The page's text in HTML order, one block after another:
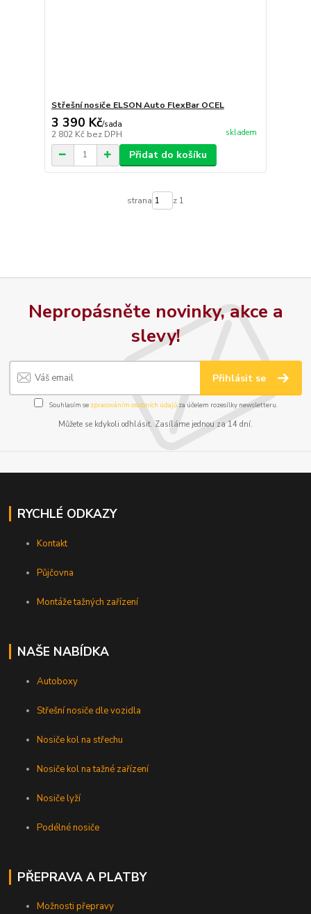
Střešní nosiče ELSON Auto FlexBar OCEL
3 390 Kč/sada
2 802 Kč bez DPH skladem
Přidat do košíku
strana z 1
Nepropásněte novinky, akce a
slevy!
Přihlásit se
Souhlasím se zpracováním osobních údajůza účelem rozesílky newsletteru.
Můžete se kdykoli odhlásit. Zasíláme jednou za 14 dní.
RYCHLÉ ODKAZY
Kontakt
Půjčovna
Montáže tažných zařízení
NAŠE NABÍDKA
Autoboxy
Střešní nosiče dle vozidla
Nosiče kol na střechu
Nosiče kol na tažné zařízení
Nosiče lyží
Podélné nosiče
PŘEPRAVA A PLATBY
Možnosti přepravy